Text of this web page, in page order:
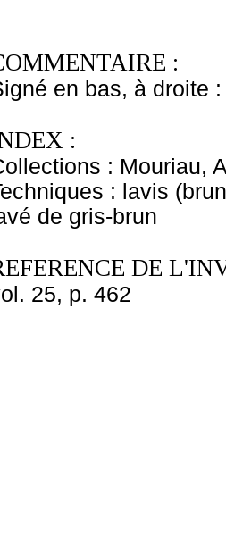
:
en bas, à droite
:
: Mouriau,
: lavis
de gris-brun
DE
25, p. 462